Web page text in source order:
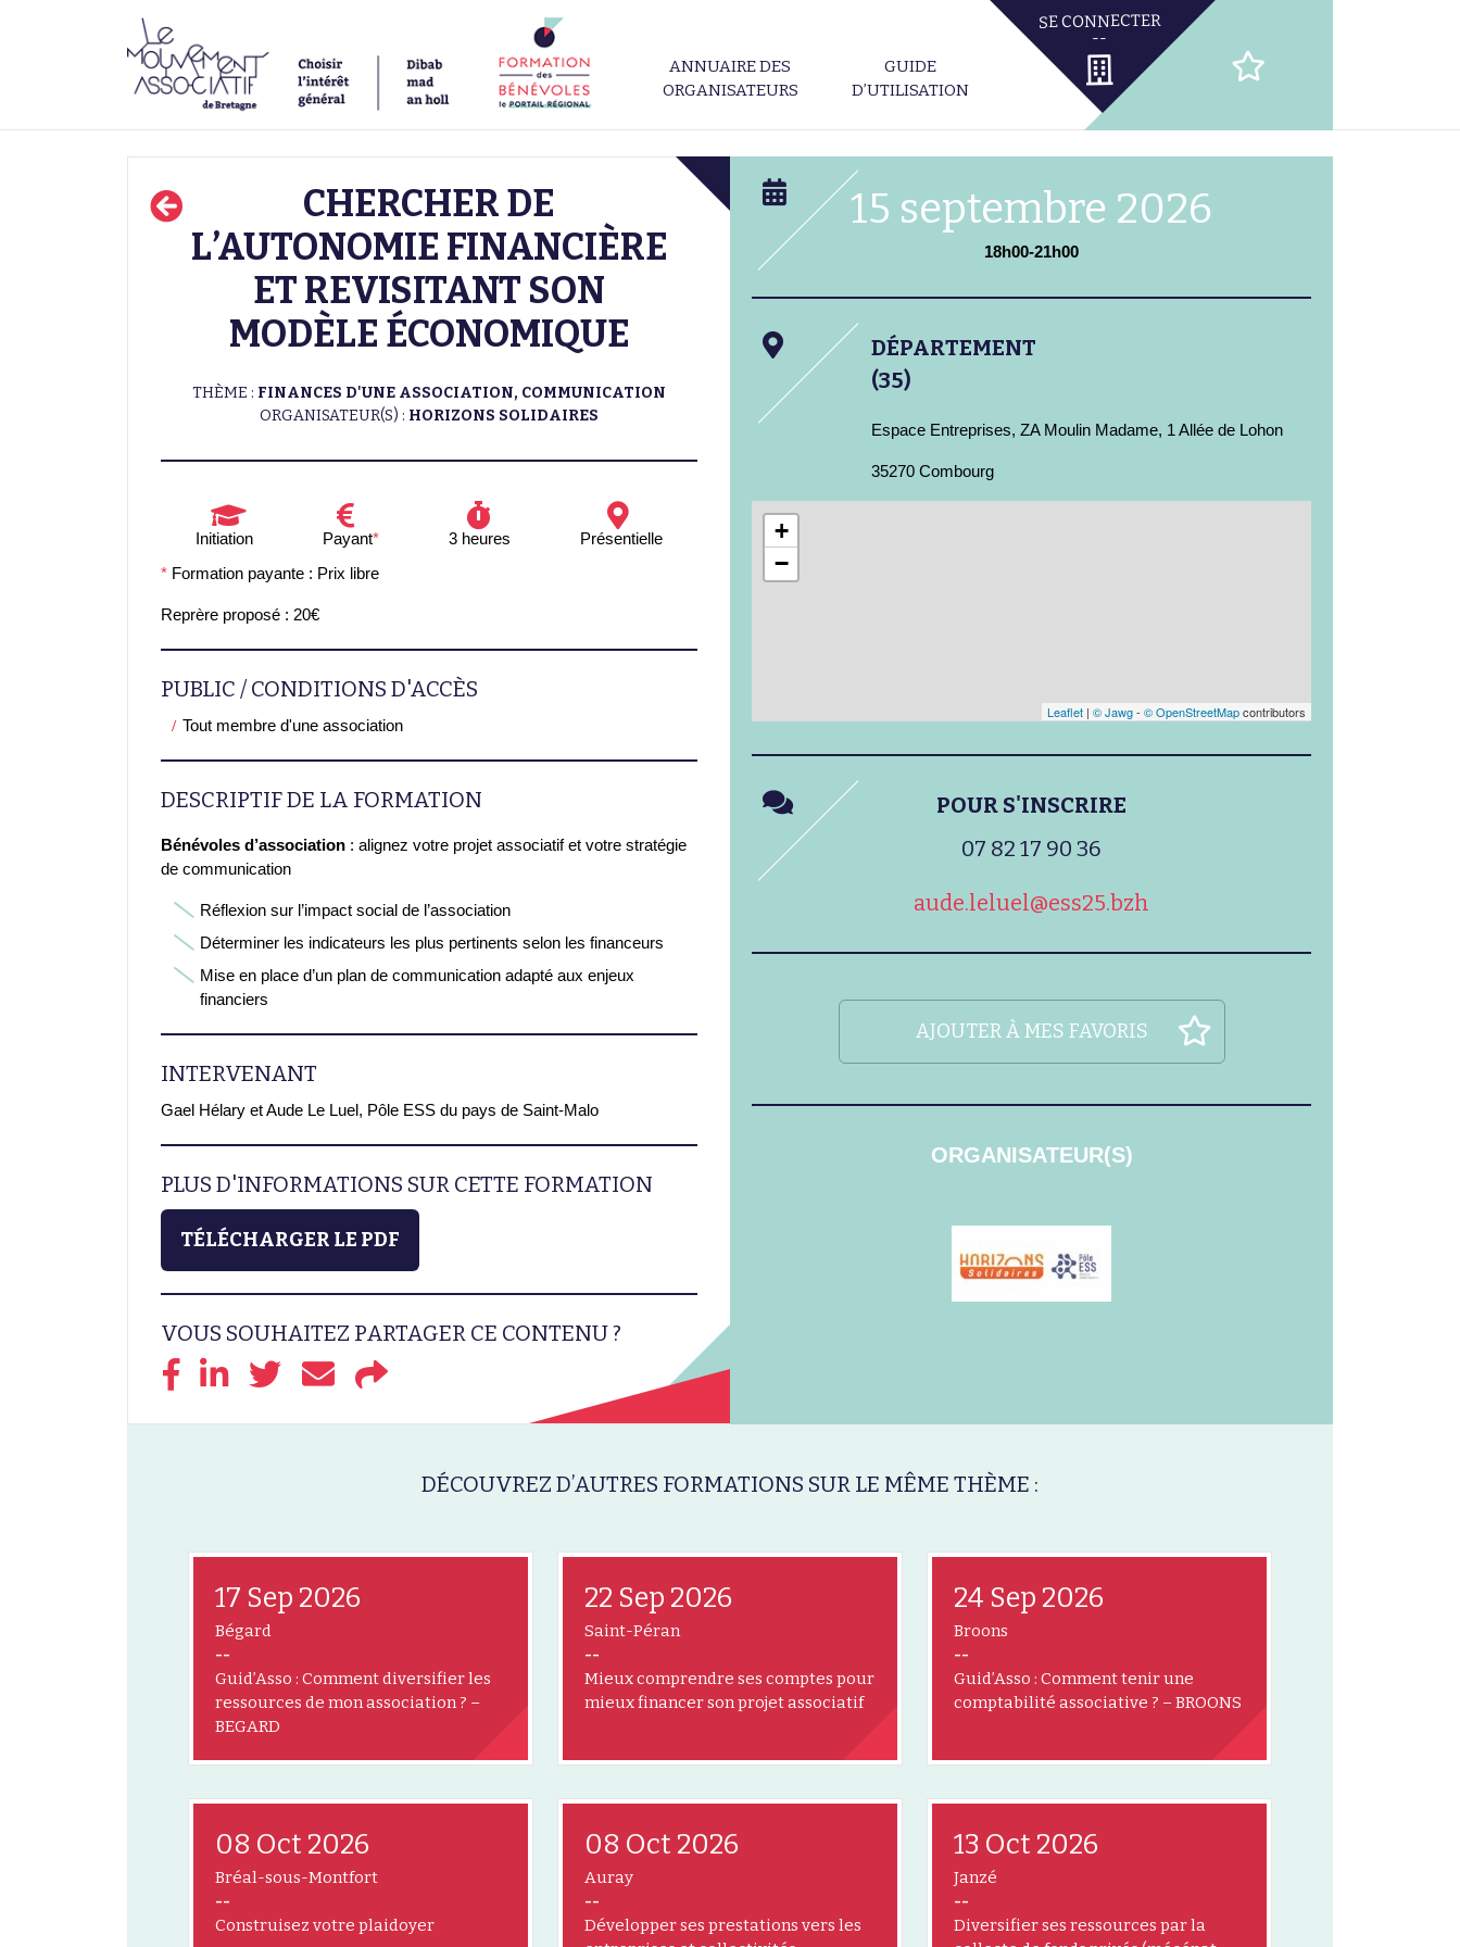
ANNUAIRE DES
ORGANISATEURS
GUIDE
D’UTILISATION
CHERCHER DE
L’AUTONOMIE FINANCIÈRE
ET REVISITANT SON
MODÈLE ÉCONOMIQUE
THÈME : FINANCES D'UNE ASSOCIATION, COMMUNICATION
ORGANISATEUR(S) : HORIZONS SOLIDAIRES
Initiation Payant* 3 heures
Présentielle
* Formation payante : Prix libre
Reprère proposé : 20€
PUBLIC / CONDITIONS D'ACCÈS
Tout membre d'une association
DESCRIPTIF DE LA FORMATION
Bénévoles d’association : alignez votre projet associatif et votre stratégie
de communication
Réflexion sur l’impact social de l’association
Déterminer les indicateurs les plus pertinents selon les financeurs
Mise en place d’un plan de communication adapté aux enjeux
financiers
INTERVENANT
Gael Hélary et Aude Le Luel, Pôle ESS du pays de Saint-Malo
PLUS D'INFORMATIONS SUR CETTE FORMATION
TÉLÉCHARGER LE PDF
VOUS SOUHAITEZ PARTAGER CE CONTENU ?
15 septembre 2026
18h00-21h00
DÉPARTEMENT
(35)
Espace Entreprises, ZA Moulin Madame, 1 Allée de Lohon
35270 Combourg
+
−
Leaflet | © Jawg- © OpenStreetMapcontributors
POUR S'INSCRIRE
07 82 17 90 36
aude.leluel@ess25.bzh
AJOUTER À MES FAVORIS
ORGANISATEUR(S)
DÉCOUVREZ D’AUTRES FORMATIONS SUR LE MÊME THÈME :
17 Sep 2026
Bégard
--
Guid’Asso : Comment diversifier les
ressources de mon association ? –
BEGARD
22 Sep 2026
Saint-Péran
--
Mieux comprendre ses comptes pour
mieux financer son projet associatif
24 Sep 2026
Broons
--
Guid’Asso : Comment tenir une
comptabilité associative ? – BROONS
08 Oct 2026
Bréal-sous-Montfort
--
Construisez votre plaidoyer
08 Oct 2026
Auray
--
Développer ses prestations vers les
13 Oct 2026
Janzé
--
Diversifier ses ressources par la